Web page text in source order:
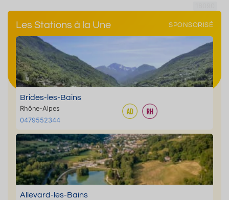
Les Stations à la Une SPONSORISÉ
Brides-les-Bains
Rhône-Alpes
0479552344
Allevard-les-Bains